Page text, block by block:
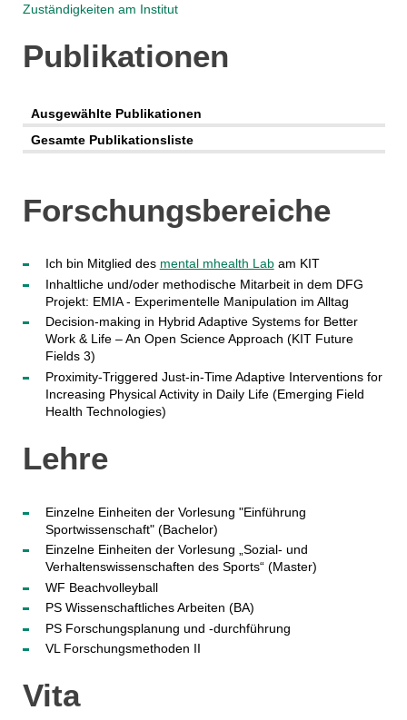
Zuständigkeiten am Institut
Publikationen
Ausgewählte Publikationen
Gesamte Publikationsliste
Forschungsbereiche
Ich bin Mitglied des mental mhealth Labam KIT
Inhaltliche und/oder methodische Mitarbeit in dem DFG
Projekt: EMIA - Experimentelle Manipulation im Alltag
Decision-making in Hybrid Adaptive Systems for Better
Work & Life – An Open Science Approach (KIT Future
Fields 3)
Proximity-Triggered Just-in-Time Adaptive Interventions for
Increasing Physical Activity in Daily Life (Emerging Field
Health Technologies)
Lehre
Einzelne Einheiten der Vorlesung "Einführung
Sportwissenschaft" (Bachelor)
Einzelne Einheiten der Vorlesung „Sozial- und
Verhaltenswissenschaften des Sports“ (Master)
WF Beachvolleyball
PS Wissenschaftliches Arbeiten (BA)
PS Forschungsplanung und -durchführung
VL Forschungsmethoden II
Vita